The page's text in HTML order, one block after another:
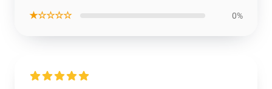
★☆☆☆☆ 0%